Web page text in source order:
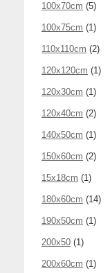
100x70cm (5)
100x75cm (1)
110x110cm (2)
120x120cm (1)
120x30cm (1)
120x40cm (2)
140x50cm (1)
150x60cm (2)
15x18cm (1)
180x60cm (14)
190x50cm (1)
200x50 (1)
200x60cm (1)